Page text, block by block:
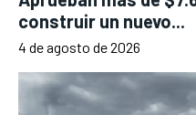
construir un nuevo...
4 de agosto de 2026